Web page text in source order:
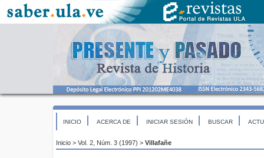
INICIO ACERCA DE INICIAR SESIÓN BUSCAR
Inicio > Vol. 2, Núm. 3 (1997) > Villafañe